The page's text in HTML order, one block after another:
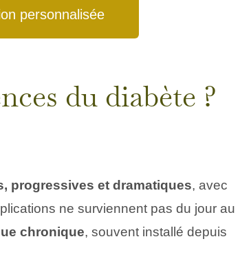
personnalisée
du diabète ?
progressives et dramatiques, avec
ne surviennent pas du jour au
chronique, souvent installé depuis